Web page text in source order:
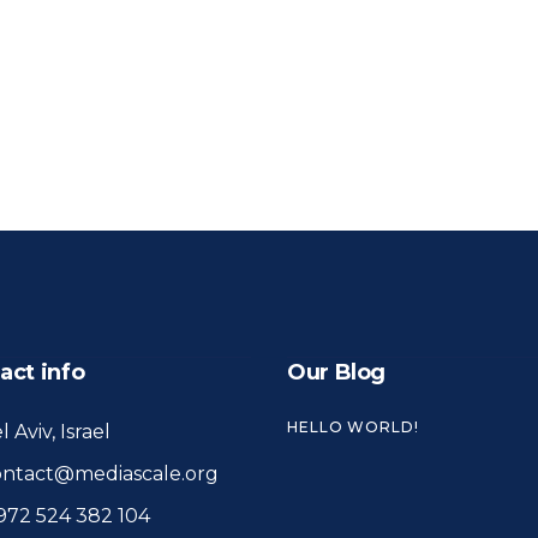
info
Aviv, Israel
524 382 104
Our Blog
HELLO WORLD!